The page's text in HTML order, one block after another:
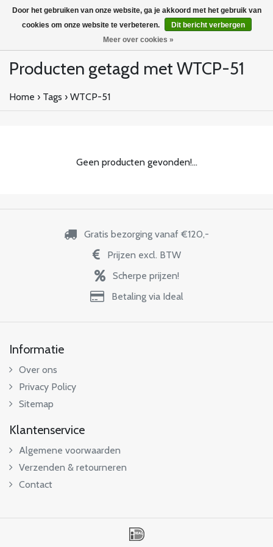
Producten getagd met WTCP-51
Home › Tags › WTCP-51
Geen producten gevonden!...
Gratis bezorging vanaf €120,-
Prijzen excl. BTW
Scherpe prijzen!
Betaling via Ideal
Informatie
Over ons
Privacy Policy
Sitemap
Klantenservice
Algemene voorwaarden
Verzenden & retourneren
Contact
Door het gebruiken van onze website, ga je akkoord met het gebruik van
cookies om onze website te verbeteren.
Dit bericht verbergen
Meer over cookies »